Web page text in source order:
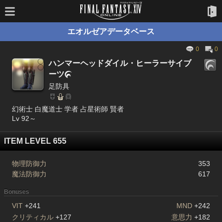
エオルゼアデータベース
0 0
ハンマーヘッドダイル・ヒーラーサイブ
ーツ
足防具
幻術士 白魔道士 学者 占星術師 賢者
Lv 92～
ITEM LEVEL 655
物理防御力
353
魔法防御力
617
Bonuses
VIT +241 MND +242
クリティカル +127 意思力 +182